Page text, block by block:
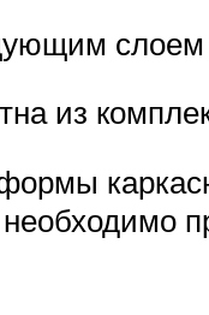
слоем
из